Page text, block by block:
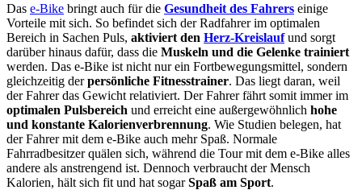
Das e-Bike bringt auch für die Gesundheit des Fahrers einige
Vorteile mit sich. So befindet sich der Radfahrer im optimalen
Bereich in Sachen Puls, aktiviert den Herz-Kreislaufund sorgt
darüber hinaus dafür, dass die Muskeln und die Gelenke trainiert
werden. Das e-Bike ist nicht nur ein Fortbewegungsmittel, sondern
gleichzeitig derpersönliche Fitnesstrainer. Das liegt daran, weil
der Fahrer das Gewicht relativiert. Der Fahrer fährt somit immer im
optimalen Pulsbereich und erreicht eine außergewöhnlich hohe
und konstante Kalorienverbrennung. Wie Studien belegen, hat
der Fahrer mit dem e-Bike auch mehr Spaß. Normale
Fahrradbesitzer quälen sich, während die Tour mit dem e-Bike alles
andere als anstrengend ist. Dennoch verbraucht der Mensch
Kalorien, hält sich fit und hat sogarSpaß am Sport.